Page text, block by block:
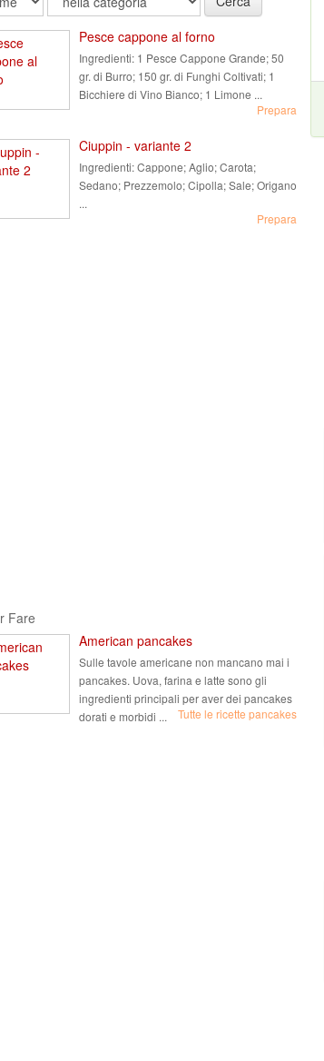
Pesce cappone al forno
Ingredienti: 1 Pesce Cappone Grande; 50
gr. di Burro; 150 gr. di Funghi Coltivati; 1
Bicchiere di Vino Bianco; 1 Limone ...
Prepara
Ciuppin - variante 2
Ingredienti:Cappone; Aglio; Carota;
Sedano; Prezzemolo; Cipolla; Sale; Origano
...
Prepara
Fare
American pancakes
Sulle tavole americane non mancano mai i
pancakes. Uova, farina e latte sono gli
ingredienti principali per aver dei pancakes
dorati e morbidi ...
Tutte le ricette pancakes